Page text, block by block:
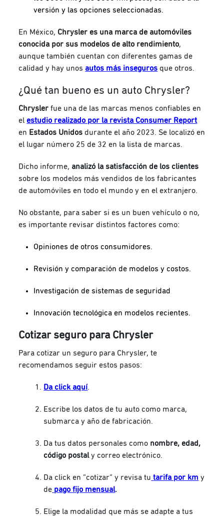
versión y las opciones seleccionadas.
En México, Chrysler es una marca de automóviles
conocida por sus modelos de alto rendimiento,
aunque también cuentan con diferentes gamas de
calidad y hay unos autos más inseguros que otros.
¿Qué tan bueno es un auto Chrysler?
Chrysler fue una de las marcas menos confiables en
elestudio realizado por la revista Consumer Report
en Estados Unidos durante el año 2023. Se localizó en
el lugar número 25 de 32 en la lista de marcas.
Dicho informe, analizó la satisfacción de los clientes
sobre los modelos más vendidos de los fabricantes
de automóviles en todo el mundo y en el extranjero.
No obstante, para saber si es un buen vehículo o no,
es importante revisar distintos factores como:
Opiniones de otros consumidores.
Revisión y comparación de modelos y costos.
Investigación de sistemas de seguridad
Innovación tecnológica en modelos recientes.
Cotizar seguro para Chrysler
Para cotizar un seguro para Chrysler, te
recomendamos seguir estos pasos:
Da click aquí.
Escribe los datos de tu auto como marca,
submarca y año de fabricación.
Da tus datos personales como nombre, edad,
código postaly correo electrónico.
Da click en “cotizar” y revisa tu tarifa por km y
de pago fijo mensual.
Elige la modalidad que más se adapte a tus